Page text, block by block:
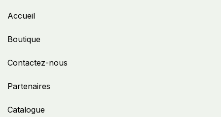
Accueil
Boutique
Contactez-nous
Partenaires
Catalogue